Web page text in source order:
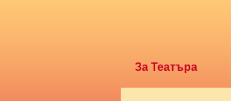
За Театъра